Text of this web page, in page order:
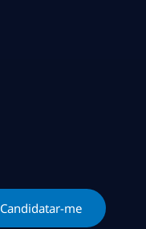
Candidatar-me